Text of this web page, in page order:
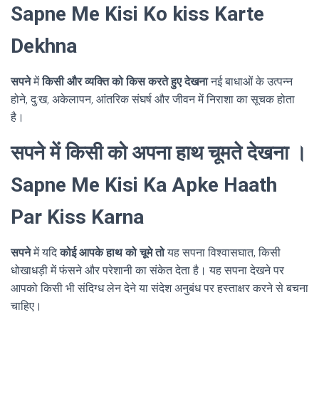
Sapne Me Kisi Ko kiss Karte
Dekhna
सपनेमेंकिसी और व्यक्ति को किस करते हुए देखनानई बाधाओं के उत्पन्न
होने, दु:ख, अकेलापन, आंतरिक संघर्ष और जीवन में निराशा का सूचक होता
है।
सपने में किसी को अपना हाथ चूमते देखना ।
Sapne Me Kisi Ka Apke Haath
Par Kiss Karna
सपनेमें यदिकोई आपके हाथ को चूमे तोयह सपना विश्वासघात, किसी
धोखाधड़ी में फंसने और परेशानी का संकेत देता है। यह सपना देखने पर
आपको किसी भी संदिग्ध लेन देने या संदेश अनुबंध पर हस्ताक्षर करने से बचना
चाहिए।